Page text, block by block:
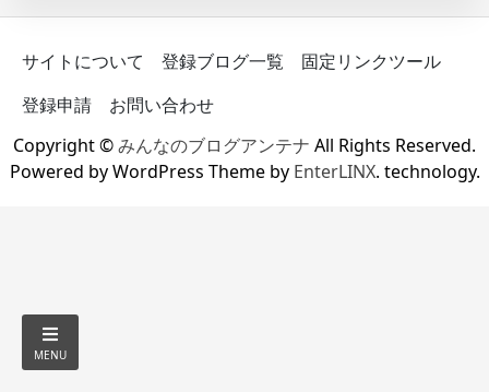
サイトについて 登録ブログ一覧
固定リンクツール
登録申請
お問い合わせ
Copyright ©みんなのブログアンテナ All Rights Reserved.
Powered by WordPress Theme by EnterLINX. technology.
MENU